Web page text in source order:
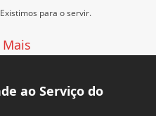
Existimos para o servir.
Mais
ao Serviço do